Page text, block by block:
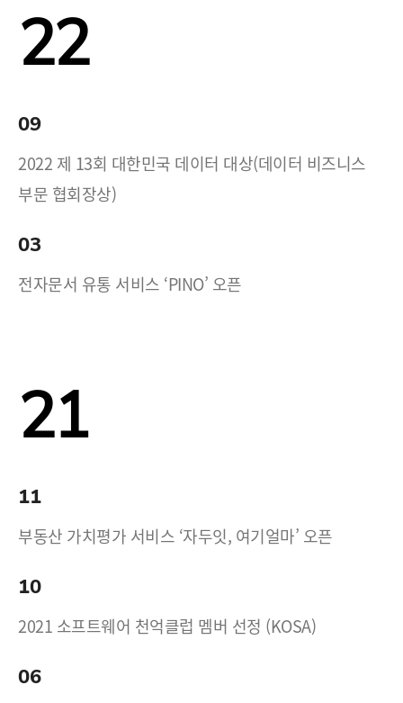
22
09
2022 제 13회 대한민국 데이터 대상(데이터 비즈니스
부문 협회장상)
03
전자문서 유통 서비스 ‘PINO’ 오픈
21
11
부동산 가치평가 서비스 ‘자두잇, 여기얼마’ 오픈
10
2021 소프트웨어 천억클럽 멤버 선정 (KOSA)
06